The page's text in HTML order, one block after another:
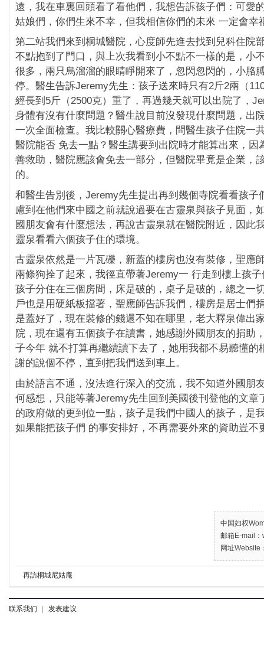
遠，我在車裏回頭看了看他們，我想告訴孩子們：可愛
姑娘們，你們生來不幸，但我相信你們的未來 一定會幸
第二站我們來到桐城醫院，心度師先進去找到兒科住院
不點抱到了門口，與上次我看到小不點不一樣的是，小
很多，兩只烏溜溜的眼睛睜開來了，忽閃忽閃的，小胳
停。醫生告訴Jeremy先生：孩子送來時只有2斤2兩（
經長到5斤（2500克）重了，再過幾天就可以出院了，
身體有沒有什麼問題？醫生說目前沒發現什麼問題，出
一次全面檢查。我比較關心醫療費，問醫生孩子住院一
醫院能否 免去一點？醫生講要到出院時才能算出來，因
善救助，醫院應該會免去一部分，但醫院畢竟是企業，
的。
和醫生告別後，Jeremy先生提出再到幾個寺院看看孩子
慮到在他們來中國之前就說過要在古靈泉與孩子見面，
國朋友會有什麼想法，再說古靈泉就在醫院附近，因此
靈泉看看六個孩子住的環境。
古靈泉依然是一片瓦礫，新蓋的樓房也沒有裝修，聖應
兩條狗拴了起來，我徑直帶著Jeremy一 行走到樓上孩
孩子分住在三個房間，床是破的，桌子是破的，總之一
戶也是用硬紙板擋著，聖應師告訴我們，樓房是居士們
是蓋好了，現在裝修的錢還不知在哪里，老大釋泉偉出
院，現在還有五個孩子在讀書，她感謝外國朋友的捐助
子今年 就不打算再繼續讀下去了，她用我都不易聽懂的
謝的說個不停，直到把我們送到車上。
由於語言不通，沒法進行深入的交流，我不知道外國朋
何感想，只能等著Jeremy先生回到美國後刊登他的文章
的政府做的更到位一點，孩子是我們中國人的孩子，是
如果能把孩子們 的事安排好，不再需要外來的資助豈不
中国妇权
邮箱E-mail
网址Website
再訪桐城尼姑庵
联系我们 发表建议